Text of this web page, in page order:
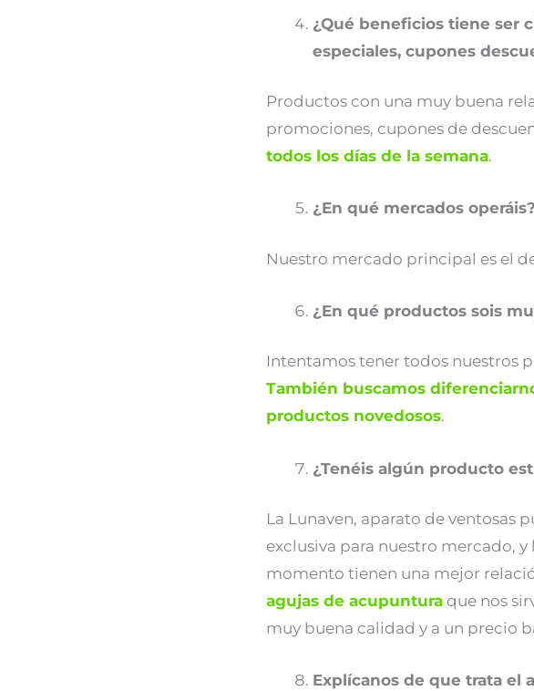
¿Qué beneficios tiene ser
especiales, cupones
Productos con una muy buena
promociones, cupones de
todos los días de la semana.
¿En qué mercados operáis?
Nuestro mercado principal es el
¿En qué productos sois
Intentamos tener todos nuestros
También buscamos
productos novedosos.
¿Tenéis algún producto
La Lunaven, aparato de ventosas
exclusiva para nuestro mercado, y
momento tienen una mejor
agujas de acupuntura que nos
muy buena calidad y a un precio
Explícanos de que trata el